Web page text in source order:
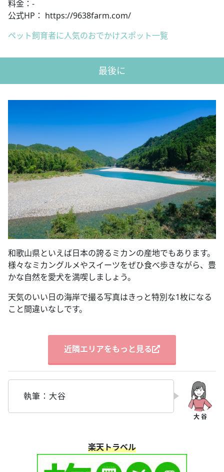
料金：-
公式HP： https://9638farm.com/
ペット飼育者に人気のおでかけスポット一覧
最後に
和歌山県といえば日本の誇るミカンの産地でもあります。
様々なミカングルメやスイーツをぜひ食べ歩きながら、豊
かな自然を愛犬を満喫しましょう。
天気のいい日の海岸で撮る写真はきっと特別な1枚になる
こと間違いなしです。
近隣エリアをもっと見る
執筆：大谷
楽天トラベル